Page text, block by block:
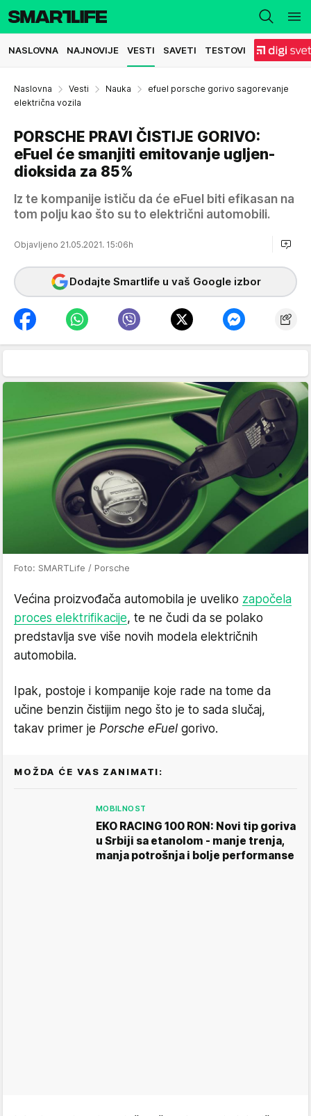
NASLOVNA NAJNOVIJE VESTI SAVETI TESTOVI
Naslovna Vesti Nauka
efuel porsche gorivo sagorevanje
električna vozila
PORSCHE PRAVI ČISTIJE GORIVO:
eFuel će smanjiti emitovanje ugljen-
dioksida za 85%
Iz te kompanije ističu da će eFuel biti efikasan na
tom polju kao što su to električni automobili.
Objavljeno 21.05.2021. 15:06h
Dodajte Smartlife u vaš Google izbor
Foto: SMARTLife / Porsche
Većina proizvođača automobila je uveliko započela
proces elektrifikacije, te ne čudi da se polako
predstavlja sve više novih modela električnih
automobila.
Ipak, postoje i kompanije koje rade na tome da
učine benzin čistijim nego što je to sada slučaj,
takav primer je Porsche eFuel gorivo.
MOŽDA ĆE VAS ZANIMATI:
MOBILNOST
EKO RACING 100 RON: Novi tip goriva
u Srbiji sa etanolom - manje trenja,
manja potrošnja i bolje performanse